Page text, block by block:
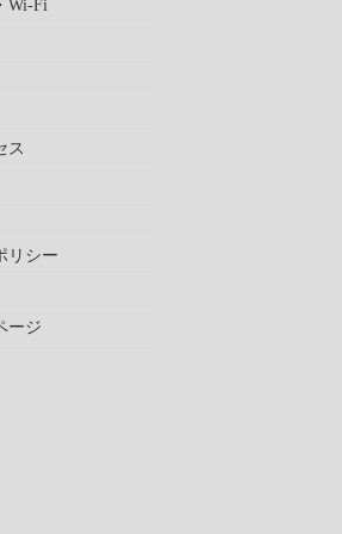
Wi-Fi
ス
リシー
ージ